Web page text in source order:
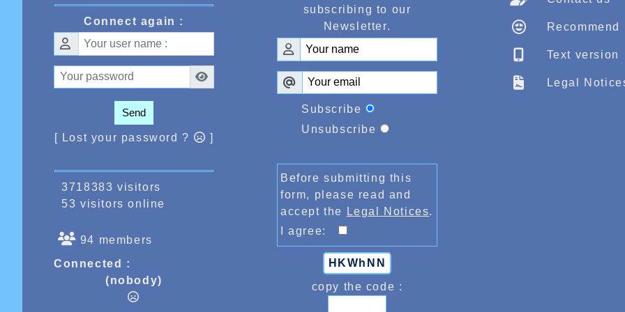
ENCORE DES
À L’AHVL
Connect again :
Send
[ Lost your password ? ]
3718383 visitors
53 visitors online
94 members
Connected :
(nobody)
subscribing to our
Newsletter.
Subscribe
Unsubscribe
Before submitting this
form, please read and
accept the
Legal Notices.
I agree:
HKWhNN
copy the code :
Recommend
Text version
Legal